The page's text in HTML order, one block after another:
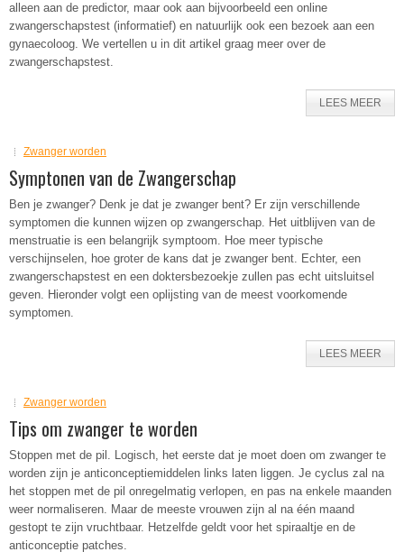
alleen aan de predictor, maar ook aan bijvoorbeeld een online
zwangerschapstest (informatief) en natuurlijk ook een bezoek aan een
gynaecoloog. We vertellen u in dit artikel graag meer over de
zwangerschapstest.
LEES MEER
Zwanger worden
Symptonen van de Zwangerschap
Ben je zwanger? Denk je dat je zwanger bent? Er zijn verschillende
symptomen die kunnen wijzen op zwangerschap. Het uitblijven van de
menstruatie is een belangrijk symptoom. Hoe meer typische
verschijnselen, hoe groter de kans dat je zwanger bent. Echter, een
zwangerschapstest en een doktersbezoekje zullen pas echt uitsluitsel
geven. Hieronder volgt een oplijsting van de meest voorkomende
symptomen.
LEES MEER
Zwanger worden
Tips om zwanger te worden
Stoppen met de pil. Logisch, het eerste dat je moet doen om zwanger te
worden zijn je anticonceptiemiddelen links laten liggen. Je cyclus zal na
het stoppen met de pil onregelmatig verlopen, en pas na enkele maanden
weer normaliseren. Maar de meeste vrouwen zijn al na één maand
gestopt te zijn vruchtbaar. Hetzelfde geldt voor het spiraaltje en de
anticonceptie patches.